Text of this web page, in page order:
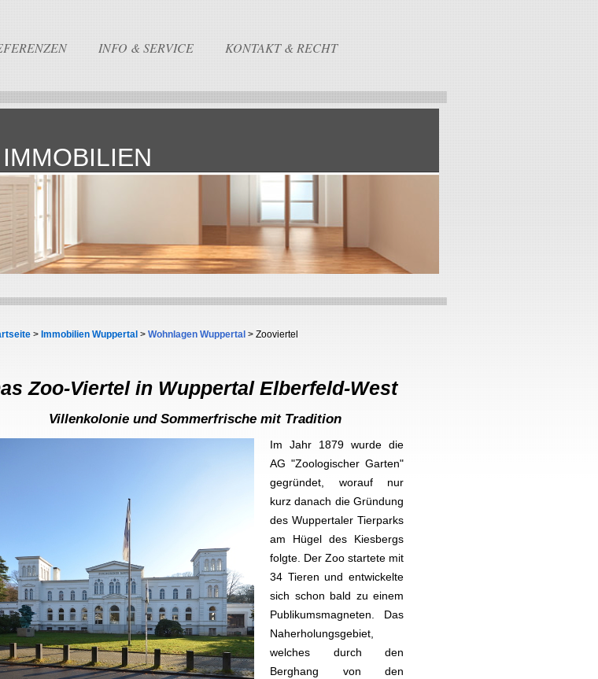
INFO & SERVICE KONTAKT & RECHT
> Immobilien Wuppertal > Wohnlagen Wuppertal > Zooviertel
Zoo-Viertel in Wuppertal Elberfeld-West
Villenkolonie und Sommerfrische mit Tradition
Im Jahr 1879 wurde die
AG "Zoologischer Garten"
gegründet, worauf nur
kurz danach die Gründung
des Wuppertaler Tierparks
am Hügel des Kiesbergs
folgte. Der Zoo startete mit
34 Tieren und entwickelte
sich schon bald zu einem
Publikumsmagneten. Das
Naherholungsgebiet,
welches durch den
Berghang von
den